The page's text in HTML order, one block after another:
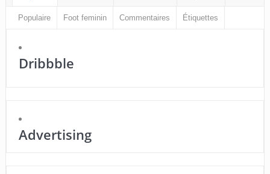
Populaire Foot feminin Commentaires Étiquettes
Dribbble
Advertising